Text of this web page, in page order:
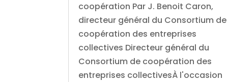
coopération Par J. Benoit Caron,
directeur général du Consortium de
coopération des entreprises
collectives Directeur général du
Consortium de coopération des
entreprises collectivesÀ l'occasion